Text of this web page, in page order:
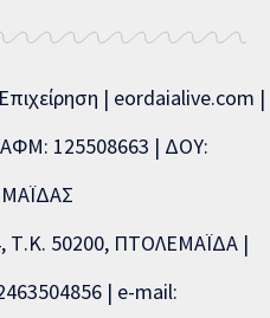
| eordaialive.com |
125508663 | ΔΟΥ:
Τ.Κ. 50200, ΠΤΟΛΕΜΑΪΔΑ |
| e-mail: